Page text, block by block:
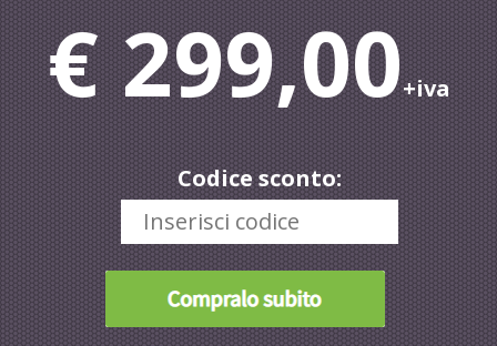
€ 299,00+iva
Codice sconto: